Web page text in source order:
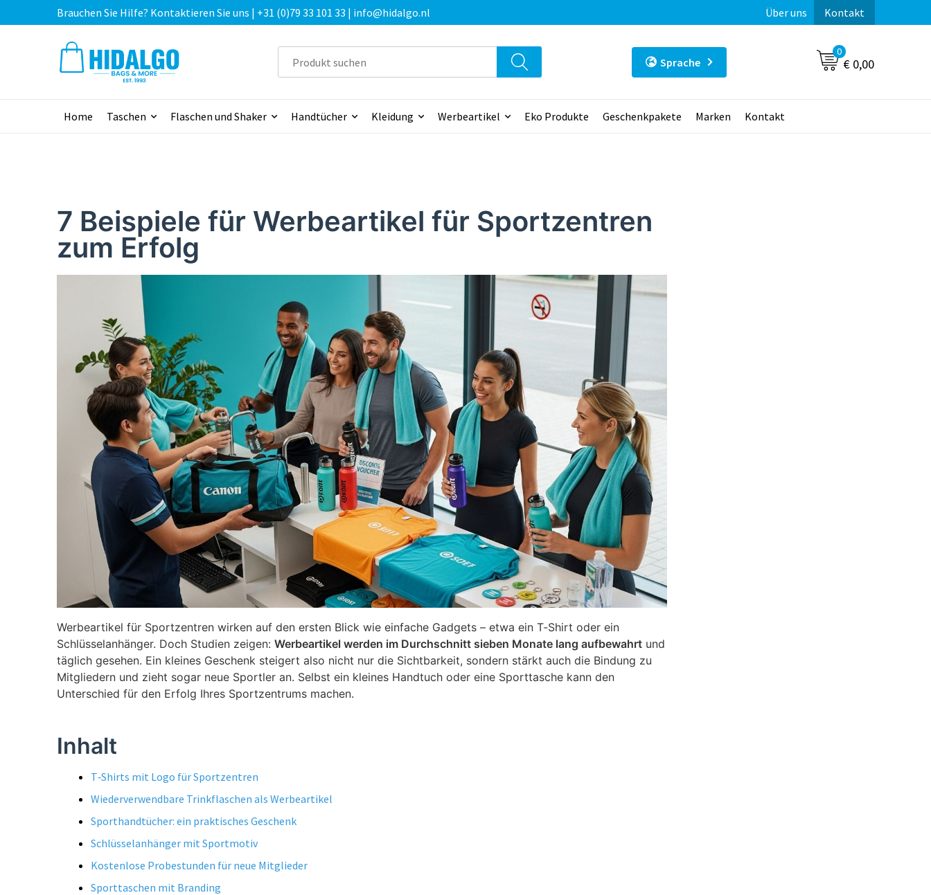
Brauchen Sie Hilfe? Kontaktieren Sie uns | +31 (0)79 33 101 33 | info@hidalgo.nl Über uns Kontakt
Sprache
0
€ 0,00
Home Taschen Flaschen und Shaker Handtücher Kleidung Werbeartikel Eko Produkte Geschenkpakete Marken Kontakt
7 Beispiele für Werbeartikel für Sportzentren
zum Erfolg
Werbeartikel für Sportzentren wirken auf den ersten Blick wie einfache Gadgets – etwa ein T‑Shirt oder ein
Schlüsselanhänger. Doch Studien zeigen: Werbeartikel werden im Durchschnitt sieben Monate lang aufbewahrtund
täglich gesehen. Ein kleines Geschenk steigert also nicht nur die Sichtbarkeit, sondern stärkt auch die Bindung zu
Mitgliedern und zieht sogar neue Sportler an. Selbst ein kleines Handtuch oder eine Sporttasche kann den
Unterschied für den Erfolg Ihres Sportzentrums machen.
Inhalt
T‑Shirts mit Logo für Sportzentren
Wiederverwendbare Trinkflaschen als Werbeartikel
Sporthandtücher: ein praktisches Geschenk
Schlüsselanhänger mit Sportmotiv
Kostenlose Probestunden für neue Mitglieder
Sporttaschen mit Branding